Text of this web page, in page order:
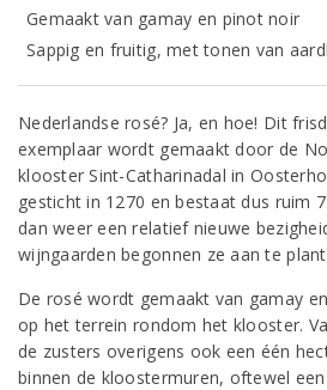
Gemaakt van gamay en pinot noir
Sappig en fruitig, met tonen van
Nederlandse rosé? Ja, en hoe! Dit
exemplaar wordt gemaakt door de
klooster Sint-Catharinadal in
gesticht in 1270 en bestaat dus ruim
dan weer een relatief nieuwe
wijngaarden begonnen ze aan te
De rosé wordt gemaakt van gamay
op het terrein rondom het klooster.
de zusters overigens ook een één
binnen de kloostermuren, oftewel een